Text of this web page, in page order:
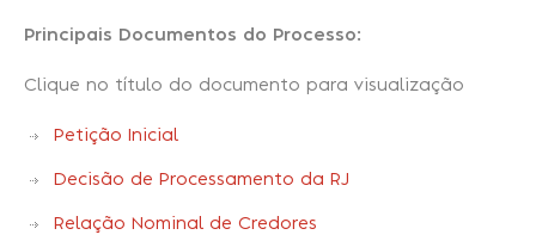
Principais Documentos do Processo:
Clique no título do documento para visualização
Petição Inicial
Decisão de Processamento da RJ
Relação Nominal de Credores